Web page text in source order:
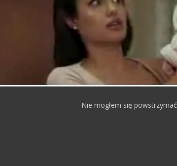
Nie mogłem się powstrzymać